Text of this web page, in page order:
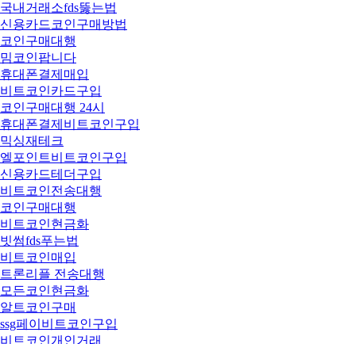
국내거래소fds뚫는법
신용카드코인구매방법
코인구매대행
밈코인팝니다
휴대폰결제매입
비트코인카드구입
코인구매대행 24시
휴대폰결제비트코인구입
믹싱재테크
엘포인트비트코인구입
신용카드테더구입
비트코인전송대행
코인구매대행
비트코인현금화
빗썸fds푸는법
비트코인매입
트론리플 전송대행
모든코인현금화
알트코인구매
ssg페이비트코인구입
비트코인개인거래